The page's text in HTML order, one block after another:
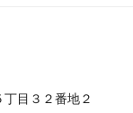
目３２番地２